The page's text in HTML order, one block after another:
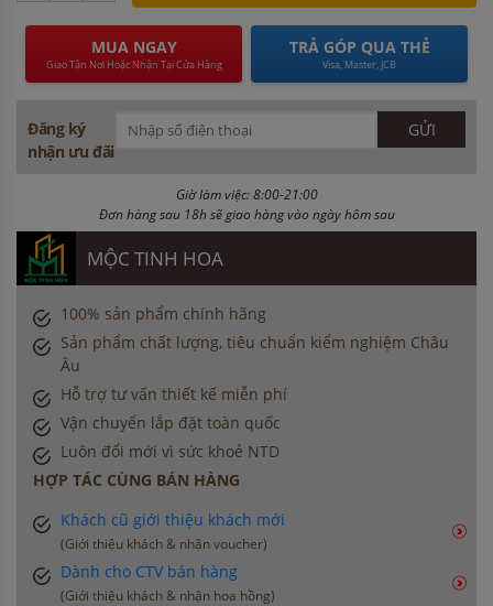
MUA NGAY
Giao Tận Nơi Hoặc Nhận Tại Cửa Hàng
TRẢ GÓP QUA THẺ
Visa, Master, JCB
Đăng ký
nhận ưu đãi
Giờ làm việc: 8:00-21:00
Đơn hàng sau 18h sẽ giao hàng vào ngày hôm sau
MỘC TINH HOA
100% sản phẩm chính hãng
Sản phẩm chất lượng, tiêu chuẩn kiểm nghiệm Châu
Âu
Hỗ trợ tư vấn thiết kế miễn phí
Vận chuyển lắp đặt toàn quốc
Luôn đổi mới vì sức khoẻ NTD
HỢP TÁC CÙNG BÁN HÀNG
Khách cũ giới thiệu khách mới
(Giới thiệu khách & nhận voucher)
Dành cho CTV bán hàng
(Giới thiệu khách & nhận hoa hồng)